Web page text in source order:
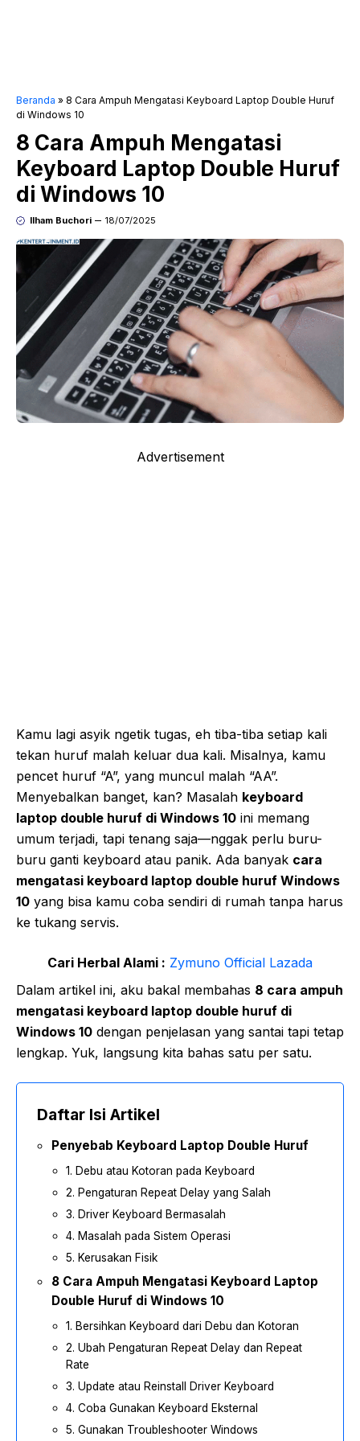
Beranda » 8 Cara Ampuh Mengatasi Keyboard Laptop Double Huruf
di Windows 10
8 Cara Ampuh Mengatasi
Keyboard Laptop Double Huruf
di Windows 10
Ilham Buchori 18/07/2025
Advertisement
Kamu lagi asyik ngetik tugas, eh tiba-tiba setiap kali
tekan huruf malah keluar dua kali. Misalnya, kamu
pencet huruf “A”, yang muncul malah “AA”.
Menyebalkan banget, kan? Masalah keyboard
laptop double huruf di Windows 10 ini memang
umum terjadi, tapi tenang saja—nggak perlu buru-
buru ganti keyboard atau panik. Ada banyak cara
mengatasi keyboard laptop double huruf Windows
10 yang bisa kamu coba sendiri di rumah tanpa harus
ke tukang servis.
Cari Herbal Alami : Zymuno Official Lazada
Dalam artikel ini, aku bakal membahas 8 cara ampuh
mengatasi keyboard laptop double huruf di
Windows 10 dengan penjelasan yang santai tapi tetap
lengkap. Yuk, langsung kita bahas satu per satu.
Daftar Isi Artikel
Penyebab Keyboard Laptop Double Huruf
1. Debu atau Kotoran pada Keyboard
2. Pengaturan Repeat Delay yang Salah
3. Driver Keyboard Bermasalah
4. Masalah pada Sistem Operasi
5. Kerusakan Fisik
8 Cara Ampuh Mengatasi Keyboard Laptop
Double Huruf di Windows 10
1. Bersihkan Keyboard dari Debu dan Kotoran
2. Ubah Pengaturan Repeat Delay dan Repeat
Rate
3. Update atau Reinstall Driver Keyboard
4. Coba Gunakan Keyboard Eksternal
5. Gunakan Troubleshooter Windows